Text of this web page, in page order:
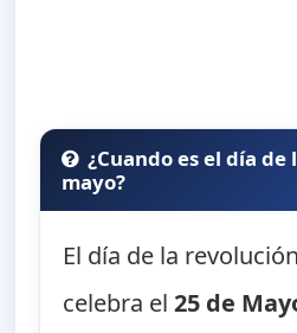
¿Cuando es el día
mayo?
El día de la
celebra el25 de